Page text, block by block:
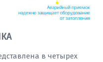
в четырех